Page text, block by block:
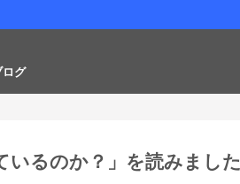
ログ
いるのか？」を読みました